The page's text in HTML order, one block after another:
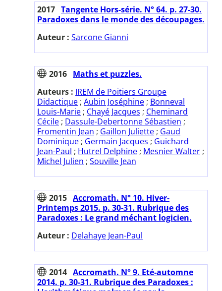
2017 Tangente Hors-série. N° 64. p. 27-30.
Paradoxes dans le monde des découpages.
Auteur : Sarcone Gianni
2016 Maths et puzzles.
Auteurs : IREM de Poitiers Groupe
Didactique ; Aubin Joséphine ; Bonneval
Louis-Marie ; Chayé Jacques ; Cheminard
Cécile ; Dassule-Debertonne Sébastien ;
Fromentin Jean ; Gaillon Juliette ; Gaud
Dominique ; Germain Jacques ; Guichard
Jean-Paul ; Hutrel Delphine ; Mesnier Walter ;
Michel Julien ; Souville Jean
2015 Accromath. N° 10. Hiver-
Printemps 2015. p. 30-31. Rubrique des
Paradoxes : Le grand méchant logicien.
Auteur : Delahaye Jean-Paul
2014 Accromath. N° 9. Eté-automne
2014. p. 30-31. Rubrique des Paradoxes :